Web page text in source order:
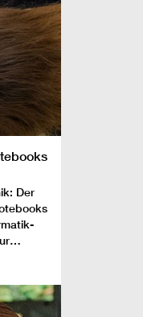
Der